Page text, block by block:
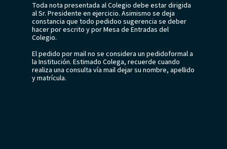
Toda nota presentada al Colegio debe estar dirigida
al Sr. Presidente en ejercicio. Asimismo se deja
constancia que todo pedidoo sugerencia se deber
hacer por escrito y por Mesa de Entradas del
Colegio.
El pedido por mail no se considera un pedidoformal a
la Institución. Estimado Colega, recuerde cuando
realiza una consulta vía mail dejar su nombre, apellido
y matrícula.